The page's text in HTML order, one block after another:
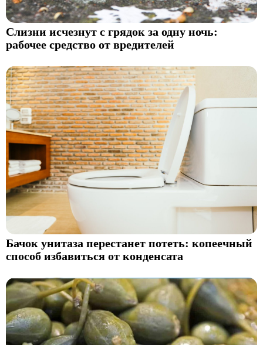
Слизни исчезнут с грядок за одну ночь:
рабочее средство от вредителей
Бачок унитаза перестанет потеть: копеечный
способ избавиться от конденсата